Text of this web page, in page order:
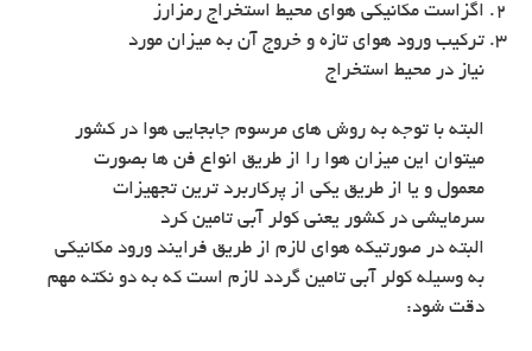
اگزاست مکانیکی هوای محیط استخراج رمزارز
ترکیب ورود هوای تازه و خروج آن به میزان مورد
نیاز در محیط استخراج
البته با توجه به روش های مرسوم جابجایی هوا در کشور
میتوان این میزان هوا را از طریق انواع فن ها بصورت
معمول و یا از طریق یکی از پرکاربرد ترین تجهیزات
سرمایشی در کشور یعنی کولر آبی تامین کرد
البته در صورتیکه هوای لازم از طریق فرایند ورود مکانیکی
به وسیله کولر آبی تامین گردد لازم است که به دو نکته مهم
دقت شود: